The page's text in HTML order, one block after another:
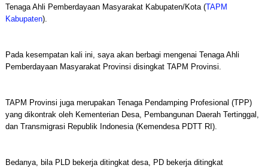
Tenaga Ahli Pemberdayaan Masyarakat Kabupaten/Kota (TAPM
Kabupaten).
Pada kesempatan kali ini, saya akan berbagi mengenai Tenaga Ahli
Pemberdayaan Masyarakat Provinsi disingkat TAPM Provinsi.
TAPM Provinsi juga merupakan Tenaga Pendamping Profesional (TPP)
yang dikontrak oleh Kementerian Desa, Pembangunan Daerah Tertinggal,
dan Transmigrasi Republik Indonesia (Kemendesa PDTT RI).
Bedanya, bila PLD bekerja ditingkat desa, PD bekerja ditingkat